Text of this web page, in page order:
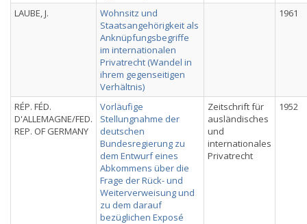
LAUBE, J.
Wohnsitz und
Staatsangehörigkeit als
Anknüpfungsbegriffe
im internationalen
Privatrecht (Wandel in
ihrem gegenseitigen
Verhältnis)
1961
RÉP. FÉD.
D'ALLEMAGNE/FED.
REP. OF GERMANY
Vorläufige
Stellungnahme der
deutschen
Bundesregierung zu
dem Entwurf eines
Abkommens über die
Frage der Rück- und
Weiterverweisung und
zu dem darauf
bezüglichen Exposé
Zeitschrift für
ausländisches
und
internationales
Privatrecht
1952